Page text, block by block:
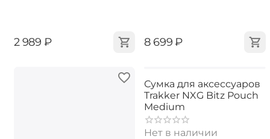
‍2 989‍ ₽ ‍8 699‍₽
Сумка для аксессуаров
Trakker NXG Bitz Pouch
Medium
Нет в наличии